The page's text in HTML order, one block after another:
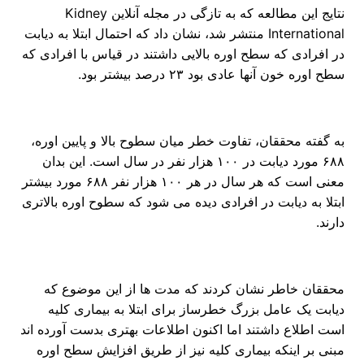
نتایج این مطالعه که به تازگی در مجله آنلاین Kidney
International منتشر شد، نشان داد که احتمال ابتلا به دیابت
در افرادی که سطح اوره بالایی داشتند در قیاس با افرادی که
سطح اوره خون آنها عادی بود ۲۳ درصد بیشتر بود.
به گفته محققان، تفاوت خطر میان سطوح بالا و پایین اوره،
۶۸۸ مورد دیابت در ۱۰۰ هزار نفر در سال است. این بدان
معنی است که هر سال در هر ۱۰۰ هزار نفر ۶۸۸ مورد بیشتر
ابتلا به دیابت در افرادی دیده می شود که سطوح اوره بالاتری
دارند.
محققان خاطر نشان کردند که مدت ها از این موضوع که
دیابت یک عامل بزرگ خطرساز برای ابتلا به بیماری کلیه
است اطلاع داشتند اما اکنون اطلاعات بهتری بدست آورده اند
مبنی بر اینکه بیماری کلیه نیز از طریق افزایش سطح اوره